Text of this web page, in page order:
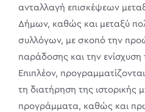
ανταλλαγή επισκέψεων
Δήμων, καθώς και μεταξύ
συλλόγων, με σκοπό την
παράδοσης και την
Επιπλέον,
τη διατήρηση της ιστορικής
προγράμματα, καθώς και